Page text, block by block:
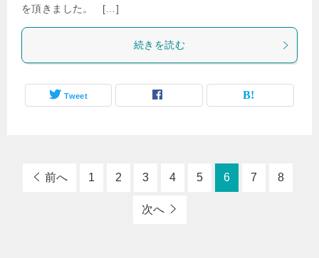
を頂きました。 […]
続きを読む
Tweet
前へ 1 2 3 4 5 6 7 8
次へ